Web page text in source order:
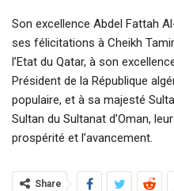
Son excellence Abdel Fattah
ses félicitations à Cheikh
l’Etat du Qatar, à son
Président de la République
populaire, et à sa majesté
Sultan du Sultanat d’Oman,
prospérité et l’avancement.
Share